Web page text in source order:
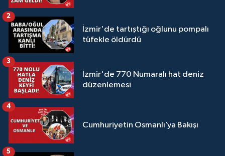
İzmir'de tartıştığı oğlunu pompalı
tüfekle öldürdü
2
İzmir'de 770 Numaralı hat deniz
düzenlemesi
3
Cumhuriyetin Osmanlı’ya Bakışı
4
5